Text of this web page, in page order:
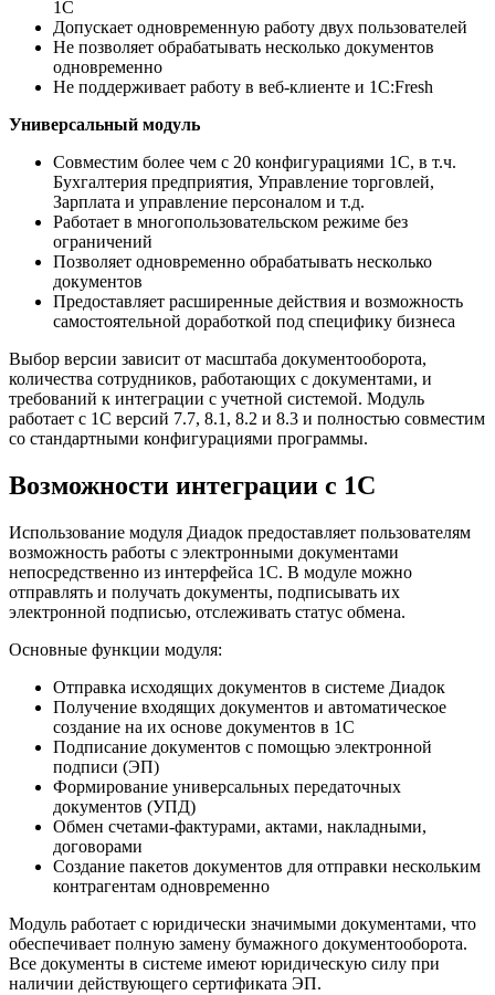
1С
Допускает одновременную работу двух пользователей
Не позволяет обрабатывать несколько документов
одновременно
Не поддерживает работу в веб‑клиенте и 1С:Fresh
Универсальный модуль
Совместим более чем с 20 конфигурациями 1С, в т.ч.
Бухгалтерия предприятия, Управление торговлей,
Зарплата и управление персоналом и т.д.
Работает в многопользовательском режиме без
ограничений
Позволяет одновременно обрабатывать несколько
документов
Предоставляет расширенные действия и возможность
самостоятельной доработкой под специфику бизнеса
Выбор версии зависит от масштаба документооборота,
количества сотрудников, работающих с документами, и
требований к интеграции с учетной системой. Модуль
работает с 1С версий 7.7, 8.1, 8.2 и 8.3 и полностью совместим
со стандартными конфигурациями программы.
Возможности интеграции с 1С
Использование модуля Диадок предоставляет пользователям
возможность работы с электронными документами
непосредственно из интерфейса 1С. В модуле можно
отправлять и получать документы, подписывать их
электронной подписью, отслеживать статус обмена.
Основные функции модуля:
Отправка исходящих документов в системе Диадок
Получение входящих документов и автоматическое
создание на их основе документов в 1С
Подписание документов с помощью электронной
подписи (ЭП)
Формирование универсальных передаточных
документов (УПД)
Обмен счетами-фактурами, актами, накладными,
договорами
Создание пакетов документов для отправки нескольким
контрагентам одновременно
Модуль работает с юридически значимыми документами, что
обеспечивает полную замену бумажного документооборота.
Все документы в системе имеют юридическую силу при
наличии действующего сертификата ЭП.